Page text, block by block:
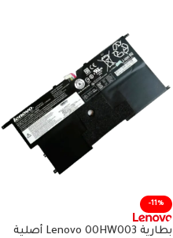
-11%
بطارية Lenovo 00HW003 أصلية